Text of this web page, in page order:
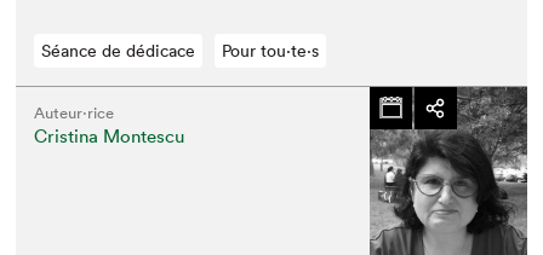
Séance de dédicace Pour tou⋅te⋅s
Auteur·rice
Cristina Montescu